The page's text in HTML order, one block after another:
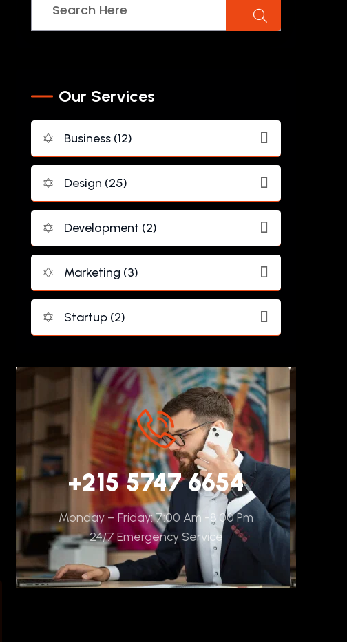
OUR SERVICES
Business (12)
Design (25)
Development (2)
Marketing (3)
Startup (2)
+215 5747 6654
Monday – Friday: 7:00 Am -8:00 Pm
24/7 Emergency Service